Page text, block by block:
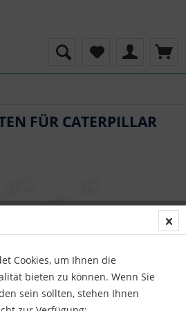
FÜR CATERPILLAR
Cookies, um Ihnen die
bieten zu können. Wenn Sie
sein sollten, stehen Ihnen